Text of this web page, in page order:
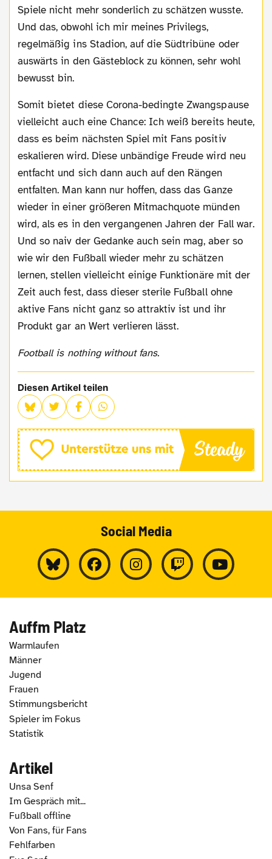
Spiele nicht mehr sonderlich zu schätzen wusste.
Und das, obwohl ich mir meines Privilegs,
regelmäßig ins Stadion, auf die Südtribüne oder
auswärts in den Gästeblock zu können, sehr wohl
bewusst bin.
Somit bietet diese Corona-bedingte Zwangspause
vielleicht auch eine Chance: Ich weiß bereits heute,
dass es beim nächsten Spiel mit Fans positiv
eskalieren wird. Diese unbändige Freude wird neu
entfacht und sich dann auch auf den Rängen
entfalten. Man kann nur hoffen, dass das Ganze
wieder in einer größeren Mitmachquote münden
wird, als es in den vergangenen Jahren der Fall war.
Und so naiv der Gedanke auch sein mag, aber so
wie wir den Fußball wieder mehr zu schätzen
lernen, stellen vielleicht einige Funktionäre mit der
Zeit auch fest, dass dieser sterile Fußball ohne
aktive Fans nicht ganz so attraktiv ist und ihr
Produkt gar an Wert verlieren lässt.
Football is nothing without fans.
Diesen Artikel teilen
Social Media
Auffm Platz
Warmlaufen
Männer
Jugend
Frauen
Stimmungsbericht
Spieler im Fokus
Statistik
Artikel
Unsa Senf
Im Gespräch mit...
Fußball offline
Von Fans, für Fans
Fehlfarben